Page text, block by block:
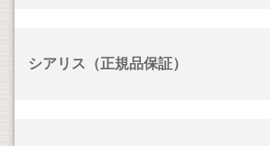
シアリス（正規品保証）